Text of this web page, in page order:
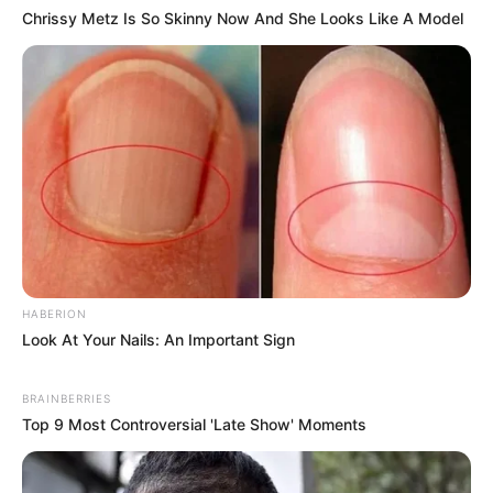
Chrissy Metz Is So Skinny Now And She Looks Like A Model
HABERION
Look At Your Nails: An Important Sign
BRAINBERRIES
Top 9 Most Controversial 'Late Show' Moments